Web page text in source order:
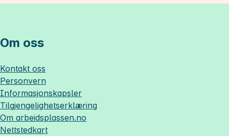
Om oss
Kontakt oss
Personvern
Informasjonskapsler
Tilgjengelighetserklæring
Om arbeidsplassen.no
Nettstedkart